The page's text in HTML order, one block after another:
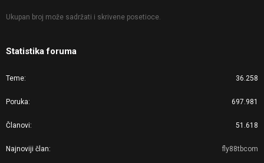
Ukupan broj može sadržati i skrivene posetioce.
Statistika foruma
Teme 36.258
Poruka 697.981
Članovi 51.618
Najnoviji član fly88tbcom